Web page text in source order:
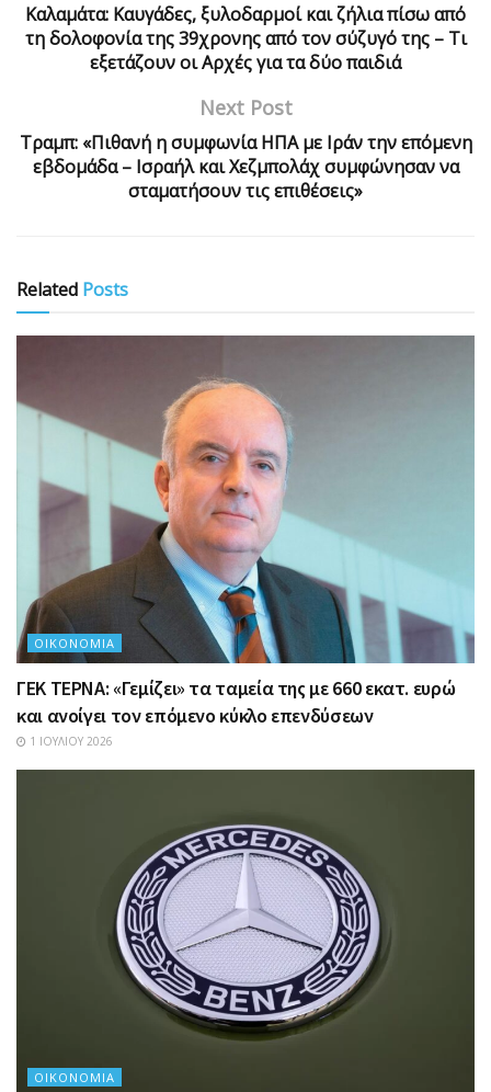
Καλαμάτα: Καυγάδες, ξυλοδαρμοί και ζήλια πίσω από
τη δολοφονία της 39χρονης από τον σύζυγό της – Τι
εξετάζουν οι Αρχές για τα δύο παιδιά
Next Post
Τραμπ: «Πιθανή η συμφωνία ΗΠΑ με Ιράν την επόμενη
εβδομάδα – Ισραήλ και Χεζμπολάχ συμφώνησαν να
σταματήσουν τις επιθέσεις»
Related Posts
ΟΙΚΟΝΟΜΊΑ
ΓΕΚ ΤΕΡΝΑ: «Γεμίζει» τα ταμεία της με 660 εκατ. ευρώ
και ανοίγει τον επόμενο κύκλο επενδύσεων
1 ΙΟΥΛΊΟΥ 2026
ΟΙΚΟΝΟΜΊΑ